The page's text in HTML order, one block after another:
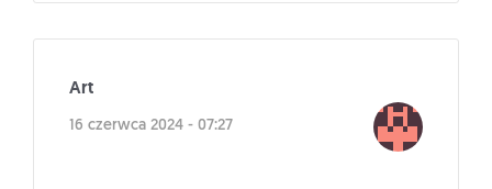
Art
16 czerwca 2024 - 07:27